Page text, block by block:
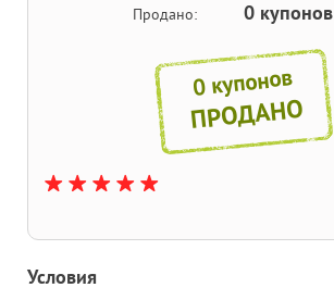
Продано: 0 купонов
0 купонов
ПРОДАНО
Условия